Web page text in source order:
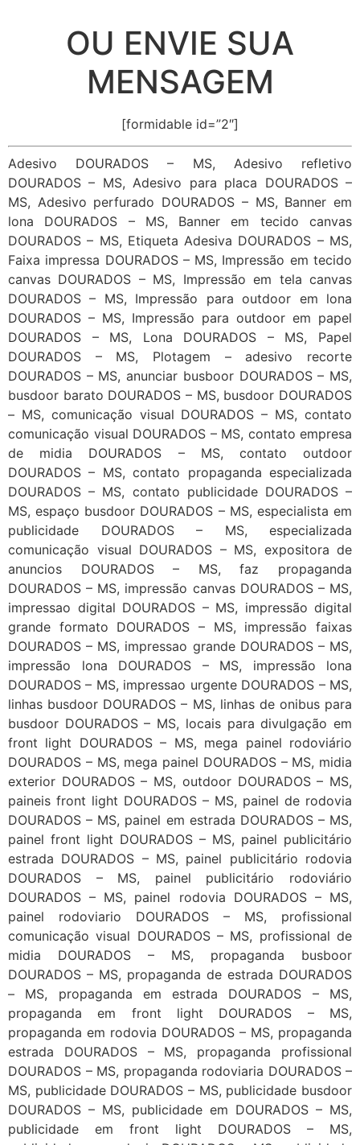
OU ENVIE SUA
MENSAGEM
[formidable id=”2″]
Adesivo DOURADOS – MS, Adesivo refletivo
DOURADOS – MS, Adesivo para placa DOURADOS –
MS, Adesivo perfurado DOURADOS – MS, Banner em
lona DOURADOS – MS, Banner em tecido canvas
DOURADOS – MS, Etiqueta Adesiva DOURADOS – MS,
Faixa impressa DOURADOS – MS, Impressão em tecido
canvas DOURADOS – MS, Impressão em tela canvas
DOURADOS – MS, Impressão para outdoor em lona
DOURADOS – MS, Impressão para outdoor em papel
DOURADOS – MS, Lona DOURADOS – MS, Papel
DOURADOS – MS, Plotagem – adesivo recorte
DOURADOS – MS, anunciar busboor DOURADOS – MS,
busdoor barato DOURADOS – MS, busdoor DOURADOS
– MS, comunicação visual DOURADOS – MS, contato
comunicação visual DOURADOS – MS, contato empresa
de midia DOURADOS – MS, contato outdoor
DOURADOS – MS, contato propaganda especializada
DOURADOS – MS, contato publicidade DOURADOS –
MS, espaço busdoor DOURADOS – MS, especialista em
publicidade DOURADOS – MS, especializada
comunicação visual DOURADOS – MS, expositora de
anuncios DOURADOS – MS, faz propaganda
DOURADOS – MS, impressão canvas DOURADOS – MS,
impressao digital DOURADOS – MS, impressão digital
grande formato DOURADOS – MS, impressão faixas
DOURADOS – MS, impressao grande DOURADOS – MS,
impressão lona DOURADOS – MS, impressão lona
DOURADOS – MS, impressao urgente DOURADOS – MS,
linhas busdoor DOURADOS – MS, linhas de onibus para
busdoor DOURADOS – MS, locais para divulgação em
front light DOURADOS – MS, mega painel rodoviário
DOURADOS – MS, mega painel DOURADOS – MS, midia
exterior DOURADOS – MS, outdoor DOURADOS – MS,
paineis front light DOURADOS – MS, painel de rodovia
DOURADOS – MS, painel em estrada DOURADOS – MS,
painel front light DOURADOS – MS, painel publicitário
estrada DOURADOS – MS, painel publicitário rodovia
DOURADOS – MS, painel publicitário rodoviário
DOURADOS – MS, painel rodovia DOURADOS – MS,
painel rodoviario DOURADOS – MS, profissional
comunicação visual DOURADOS – MS, profissional de
midia DOURADOS – MS, propaganda busboor
DOURADOS – MS, propaganda de estrada DOURADOS
– MS, propaganda em estrada DOURADOS – MS,
propaganda em front light DOURADOS – MS,
propaganda em rodovia DOURADOS – MS, propaganda
estrada DOURADOS – MS, propaganda profissional
DOURADOS – MS, propaganda rodoviaria DOURADOS –
MS, publicidade DOURADOS – MS, publicidade busdoor
DOURADOS – MS, publicidade em DOURADOS – MS,
publicidade em front light DOURADOS – MS,